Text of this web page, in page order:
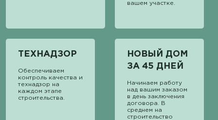
вашем участке.
ТЕХНАДЗОР
Обеспечиваем
контроль качества и
технадзор на
каждом этапе
строительства.
НОВЫЙ ДОМ
ЗА 45 ДНЕЙ
Начинаем работу
над вашим заказом
в день заключения
договора. В
среднем на
строительство